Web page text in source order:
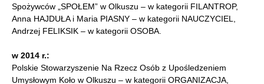
Spożywców „SPOŁEM” w Olkuszu – w kategorii FILANTROP,
Anna HAJDUŁA i Maria PIASNY – w kategorii NAUCZYCIEL,
Andrzej FELIKSIK – w kategorii OSOBA.
w 2014 r.:
Polskie Stowarzyszenie Na Rzecz Osób z Upośledzeniem
Umysłowym Koło w Olkuszu – w kategorii ORGANIZACJA,